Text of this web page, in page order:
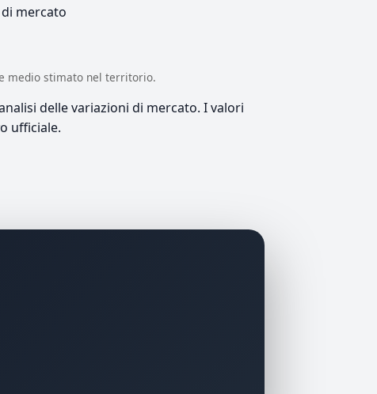
mercato
medio stimato nel territorio.
delle variazioni di mercato. I valori
ufficiale.